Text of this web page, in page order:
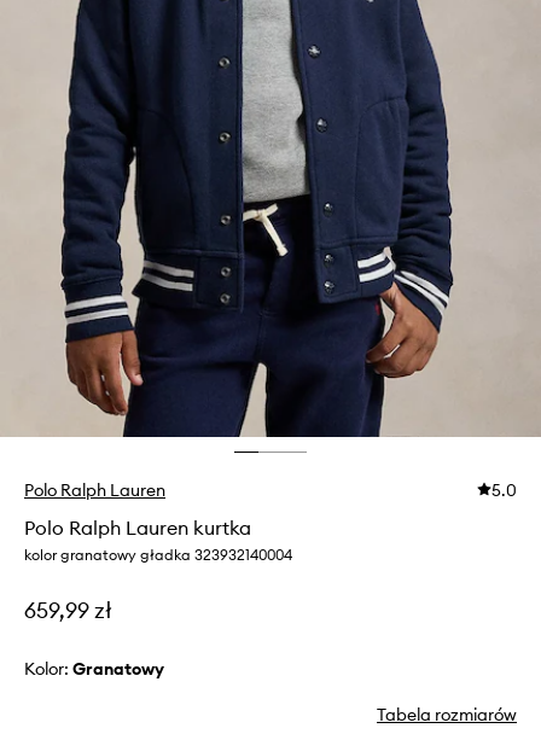
Polo Ralph Lauren 5.0
Polo Ralph Lauren kurtka
kolor granatowy gładka 323932140004
659,99 zł
Kolor: granatowy
Tabela rozmiarów